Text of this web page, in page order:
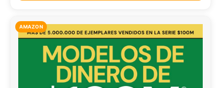
AMAZON